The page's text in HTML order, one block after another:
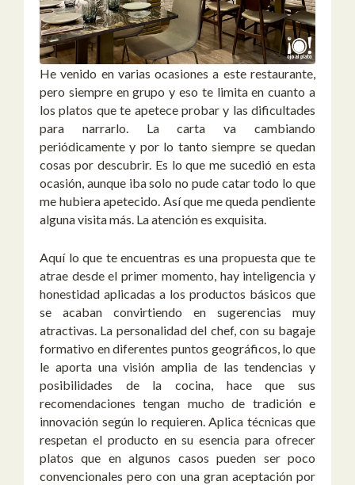
He venido en varias ocasiones a este restaurante,
pero siempre en grupo y eso te limita en cuanto a
los platos que te apetece probar y las dificultades
para narrarlo. La carta va cambiando
periódicamente y por lo tanto siempre se quedan
cosas por descubrir. Es lo que me sucedió en esta
ocasión, aunque iba solo no pude catar todo lo que
me hubiera apetecido. Así que me queda pendiente
alguna visita más. La atención es exquisita.
Aquí lo que te encuentras es una propuesta que te
atrae desde el primer momento, hay inteligencia y
honestidad aplicadas a los productos básicos que
se acaban convirtiendo en sugerencias muy
atractivas. La personalidad del chef, con su bagaje
formativo en diferentes puntos geográficos, lo que
le aporta una visión amplia de las tendencias y
posibilidades de la cocina, hace que sus
recomendaciones tengan mucho de tradición e
innovación según lo requieren. Aplica técnicas que
respetan el producto en su esencia para ofrecer
platos que en algunos casos pueden ser poco
convencionales pero con una gran aceptación por